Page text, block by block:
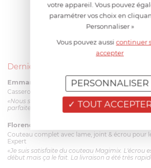
Derniers avis produits
Emmanuel 56 ans le 23/06/2026 à 12:04
Casserole mini 9 cm Castelpro 5 ply poignée fixe
«Nous sommes dans un produit de haute
parfaite pour l'élaboration des sauces et vient
Florence 63 ans
Couteau complet avec lame, joint & écrou pour
Expert
«Je suis satisfaite du couteau Magimix. L'écrou
début mais ça le fait. La livraison a été très
votre appareil. Vous pouvez
paramétrer vos choix en
Personnaliser »
Vous pouvez aussicontinuer
accepter
TOUT
PERSONNALISER